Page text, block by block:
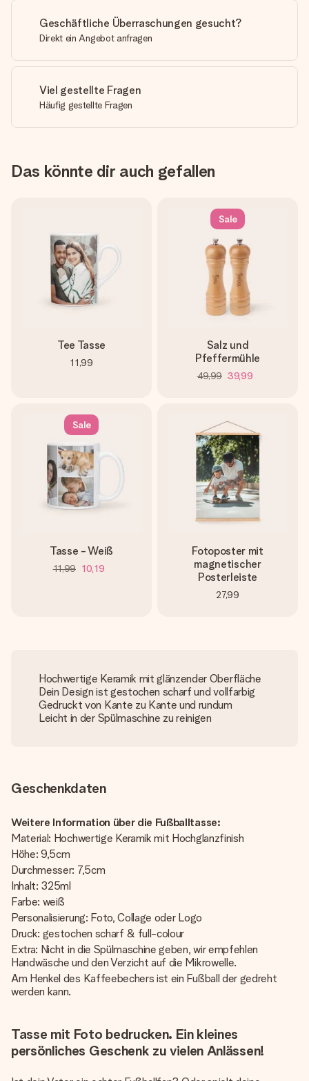
Geschäftliche Überraschungen gesucht?
Direkt ein Angebot anfragen
Viel gestellte Fragen
Häufig gestellte Fragen
Das könnte dir auch gefallen
Tee Tasse
11,99
Sale
Salz und
Pfeffermühle
49,99 39,99
Sale
Tasse - Weiß
11,99 10,19
Fotoposter mit
magnetischer
Posterleiste
27,99
Hochwertige Keramik mit glänzender Oberfläche
Dein Design ist gestochen scharf und vollfarbig
Gedruckt von Kante zu Kante und rundum
Leicht in der Spülmaschine zu reinigen
Geschenkdaten
Weitere Information über die Fußballtasse:
Material: Hochwertige Keramik mit Hochglanzfinish
Höhe: 9,5cm
Durchmesser: 7,5cm
Inhalt: 325ml
Farbe: weiß
Personalisierung: Foto, Collage oder Logo
Druck: gestochen scharf & full-colour
Extra: Nicht in die Spülmaschine geben, wir empfehlen
Handwäsche und den Verzicht auf die Mikrowelle.
Am Henkel des Kaffeebechers ist ein Fußball der gedreht
werden kann.
Tasse mit Foto bedrucken. Ein kleines
persönliches Geschenk zu vielen Anlässen!